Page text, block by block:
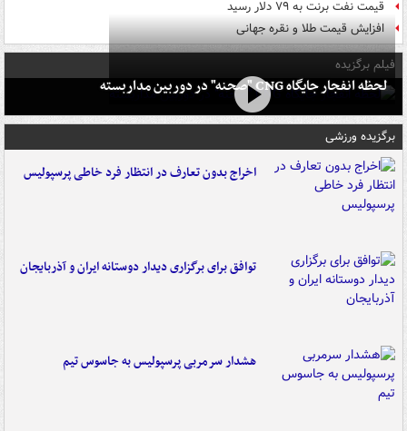
قیمت نفت برنت به ۷۹ دلار رسید
افزایش قیمت طلا و نقره جهانی
فیلم برگزیده
لحظه انفجار جایگاه CNG "صحنه" در دوربین مداربسته
برگزیده ورزشی
اخراج بدون تعارف در انتظار فرد خاطی پرسپولیس
توافق برای برگزاری دیدار دوستانه ایران و آذربایجان
هشدار سرمربی پرسپولیس به جاسوس تیم